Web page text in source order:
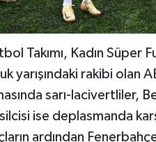
Takımı, Kadın Süper
yarışındaki rakibi olan
sarı-lacivertliler,
ise deplasmanda
ardından